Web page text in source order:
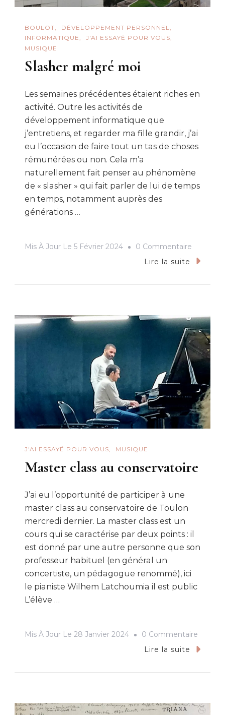
BOULOT
DÉVELOPPEMENT PERSONNEL
INFORMATIQUE
J'AI ESSAYÉ POUR VOUS
MUSIQUE
Slasher malgré moi
Les semaines précédentes étaient riches en
activité. Outre les activités de
développement informatique que
j’entretiens, et regarder ma fille grandir, j’ai
eu l’occasion de faire tout un tas de choses
rémunérées ou non. Cela m’a
naturellement fait penser au phénomène
de « slasher » qui fait parler de lui de temps
en temps, notamment auprès des
générations …
Mis À Jour Le 5 Février 2024 0 Commentaire
Slasher
Lire la suite
J'AI ESSAYÉ POUR VOUS MUSIQUE
Master class au conservatoire
J’ai eu l’opportunité de participer à une
master class au conservatoire de Toulon
mercredi dernier. La master class est un
cours qui se caractérise par deux points : il
est donné par une autre personne que son
professeur habituel (en général un
concertiste, un pédagogue renommé), ici
le pianiste Wilhem Latchoumia il est public
L’élève …
Mis À Jour Le 28 Janvier 2024 0 Commentaire
Master
Lire la suite